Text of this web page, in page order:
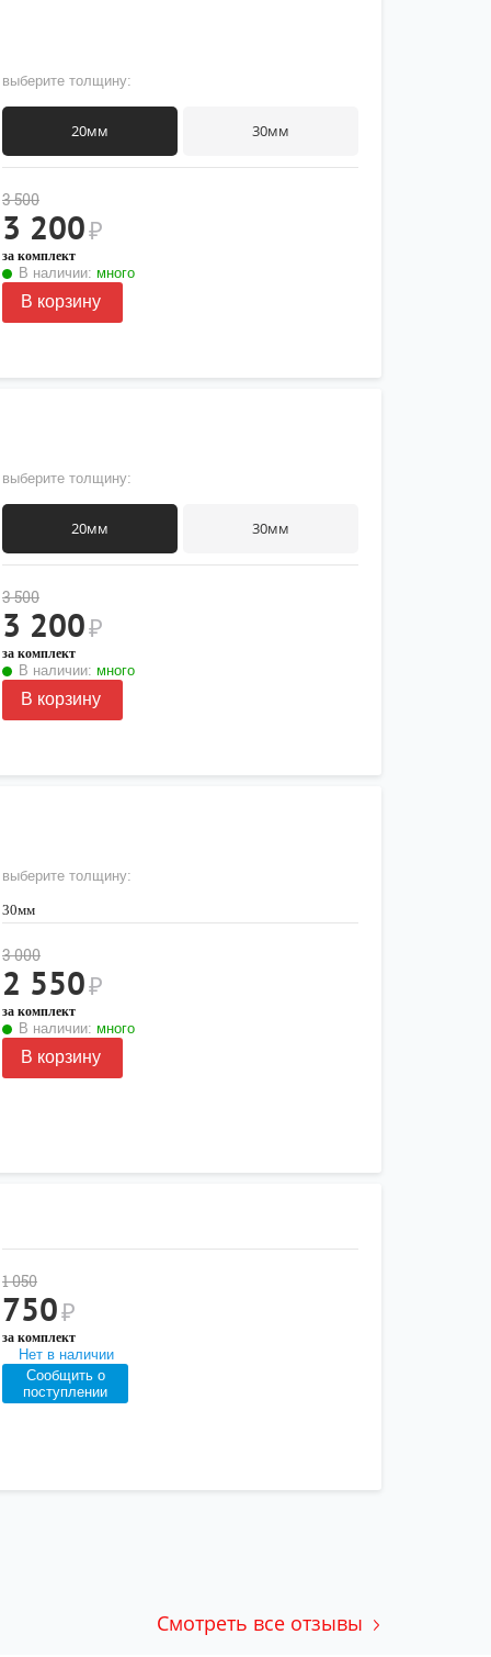
выберите толщину:
20мм 30мм
3 500
3 200₽
за комплект
В наличии: много
В корзину
выберите толщину:
20мм 30мм
3 500
3 200₽
за комплект
В наличии: много
В корзину
выберите толщину:
30мм
3 000
2 550₽
за комплект
В наличии: много
В корзину
1 050
750₽
за комплект
Нет в наличии
Сообщить о
поступлении
Смотреть все отзывы